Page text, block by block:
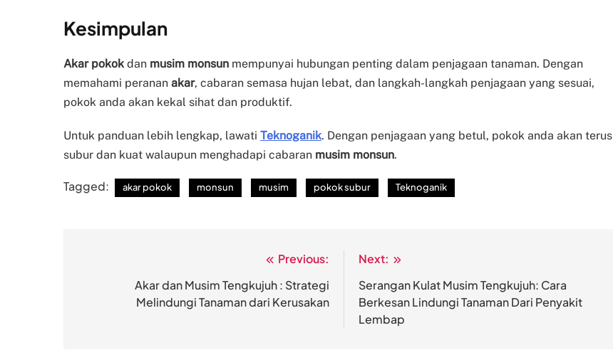
Kesimpulan
Akar pokok dan musim monsun mempunyai hubungan penting dalam penjagaan tanaman. Dengan
memahami peranan akar, cabaran semasa hujan lebat, dan langkah-langkah penjagaan yang sesuai,
pokok anda akan kekal sihat dan produktif.
Untuk panduan lebih lengkap, lawati Teknoganik. Dengan penjagaan yang betul, pokok anda akan terus
subur dan kuat walaupun menghadapi cabaran musim monsun.
Tagged: akar pokok monsun musim pokok subur Teknoganik
navigation
Previous:
Akar dan Musim Tengkujuh : Strategi
Melindungi Tanaman dari Kerusakan
Next:
Serangan Kulat Musim Tengkujuh: Cara
Berkesan Lindungi Tanaman Dari Penyakit
Lembap